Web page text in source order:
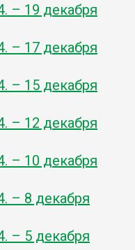
– 19 декабря
– 17 декабря
– 15 декабря
– 12 декабря
– 10 декабря
– 8 декабря
– 5 декабря